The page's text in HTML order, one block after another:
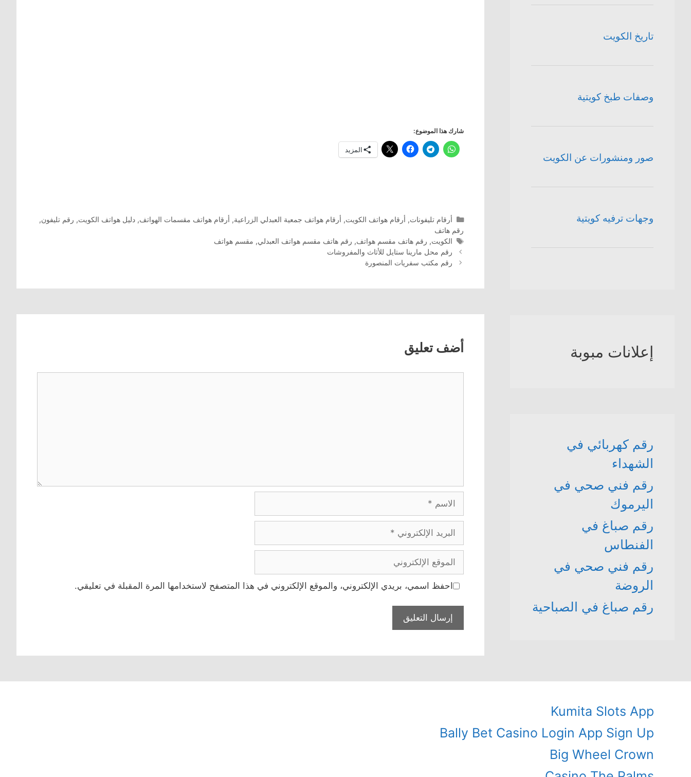
شارك هذا الموضوع:
المزيد
التصنيفات
أرقام تليفونات, أرقام هواتف الكويت, أرقام هواتف جمعية العبدلي الزراعية, أرقام هواتف مقسمات الهواتف, دليل هواتف الكويت, رقم تليفون,
رقم هاتف
الوسوم
الكويت, رقم هاتف مقسم هواتف, رقم هاتف مقسم هواتف العبدلي, مقسم هواتف
رقم محل مارينا ستايل للأثاث والمفروشات
رقم مكتب سفريات المنصورة
أضف تعليق
الاسم
البريد
الإلكتروني
الموقع
الإلكتروني
احفظ اسمي، بريدي الإلكتروني، والموقع الإلكتروني في هذا المتصفح لاستخدامها المرة المقبلة في تعليقي.
تاريخ الكويت
وصفات طبخ كويتية
صور ومنشورات عن الكويت
وجهات ترفيه كويتية
إعلانات مبوبة
رقم كهربائي في
الشهداء
رقم فني صحي في
اليرموك
رقم صباغ في
الفنطاس
رقم فني صحي في
الروضة
رقم صباغ في الصباحية
Kumita Slots App
Bally Bet Casino Login App Sign Up
Big Wheel Crown